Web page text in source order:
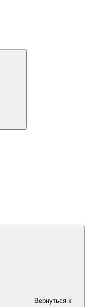
Вернуться к